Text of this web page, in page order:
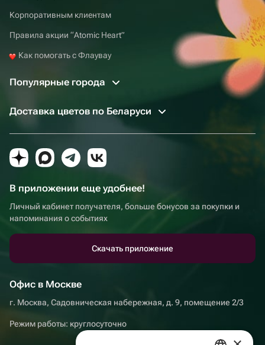
Корпоративным клиентам
Правила акции “Atomic Heart”
Как помогать с Флаувау
Популярные города
Доставка цветов по Беларуси
В приложении еще удобнее!
Личный кабинет получателя, больше бонусов за покупки и
напоминания о событиях
Скачать приложение
Офис в Москве
г. Москва, Садовническая набережная, д. 9, помещение 2/3
Режим работы: круглосуточно